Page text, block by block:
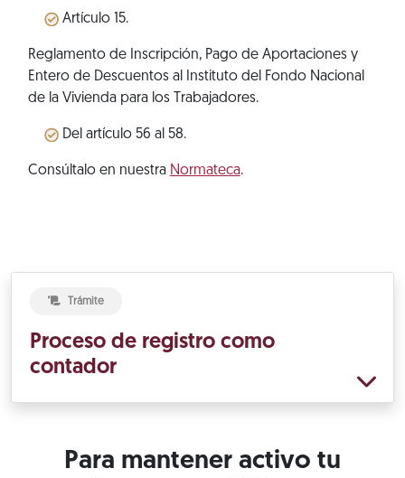
Artículo 15.
Reglamento de Inscripción, Pago de Aportaciones y
Entero de Descuentos al Instituto del Fondo Nacional
de la Vivienda para los Trabajadores.
Del artículo 56 al 58.
Consúltalo en nuestra Normateca.
Trámite
Proceso de registro como
contador
Para mantener activo tu